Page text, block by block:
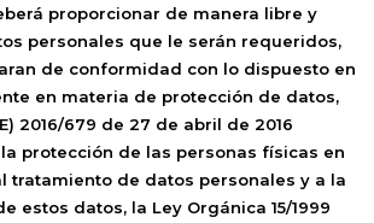
proporcionar de manera libre y
personales que le serán requeridos,
de conformidad con lo dispuesto en
en materia de protección de datos,
2016/679 de 27 de abril de 2016
la protección de las personas físicas en
tratamiento de datos personales y a la
estos datos, la Ley Orgánica 15/1999